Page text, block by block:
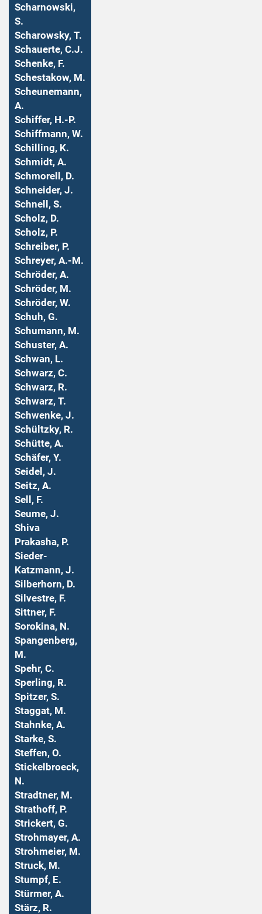
Scharnowski,
S.
Scharowsky, T.
Schauerte, C.J.
Schenke, F.
Schestakow, M.
Scheunemann,
A.
Schiffer, H.-P.
Schiffmann, W.
Schilling, K.
Schmidt, A.
Schmorell, D.
Schneider, J.
Schnell, S.
Scholz, D.
Scholz, P.
Schreiber, P.
Schreyer, A.-M.
Schröder, A.
Schröder, M.
Schröder, W.
Schuh, G.
Schumann, M.
Schuster, A.
Schwan, L.
Schwarz, C.
Schwarz, R.
Schwarz, T.
Schwenke, J.
Schültzky, R.
Schütte, A.
Schäfer, Y.
Seidel, J.
Seitz, A.
Sell, F.
Seume, J.
Shiva
Prakasha, P.
Sieder-
Katzmann, J.
Silberhorn, D.
Silvestre, F.
Sittner, F.
Sorokina, N.
Spangenberg,
M.
Spehr, C.
Sperling, R.
Spitzer, S.
Staggat, M.
Stahnke, A.
Starke, S.
Steffen, O.
Stickelbroeck,
N.
Stradtner, M.
Strathoff, P.
Strickert, G.
Strohmayer, A.
Strohmeier, M.
Struck, M.
Stumpf, E.
Stürmer, A.
Stärz, R.